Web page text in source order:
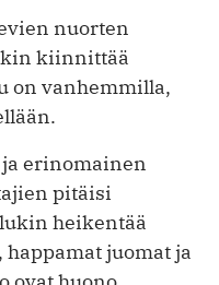
nuorten
kiinnittää
on vanhemmilla,
erinomainen
pitäisi
heikentää
juomat ja